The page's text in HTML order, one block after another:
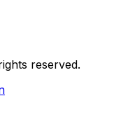
reserved.